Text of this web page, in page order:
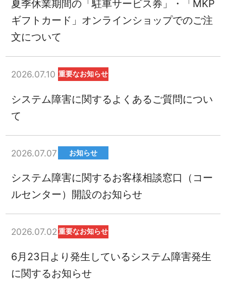
夏季休業期間の「駐車サービス券」・「MKP
ギフトカード」オンラインショップでのご注
文について
2026.07.10 重要なお知らせ
システム障害に関するよくあるご質問につい
て
2026.07.07 お知らせ
システム障害に関するお客様相談窓口（コー
ルセンター）開設のお知らせ
2026.07.02 重要なお知らせ
6月23日より発生しているシステム障害発生
に関するお知らせ